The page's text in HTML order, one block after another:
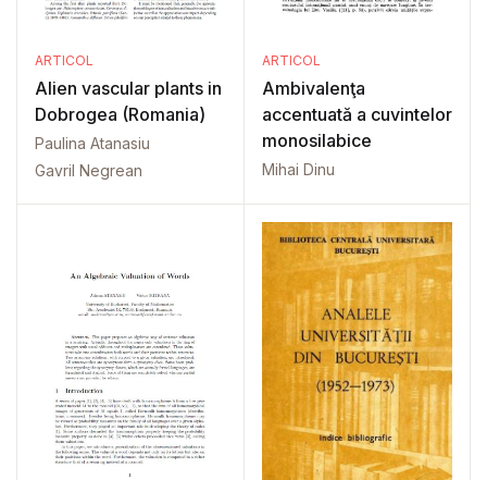
ARTICOL
Alien vascular plants in
Dobrogea (Romania)
Paulina Atanasiu
Gavril Negrean
ARTICOL
Ambivalenţa
accentuată a cuvintelor
monosilabice
Mihai Dinu